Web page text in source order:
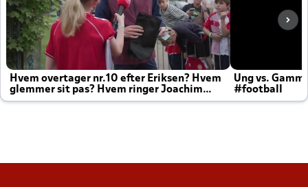
Hvem overtager nr.10 efter Eriksen? Hvem
glemmer sit pas? Hvem ringer Joachim
altid til efter kampe?
Ung vs.
#football